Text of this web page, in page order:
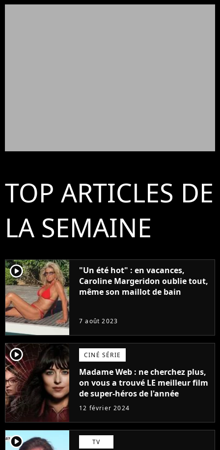
TOP ARTICLES DE
LA SEMAINE
player2
"Un été hot" : en vacances,
Caroline Margeridon oublie tout,
même son maillot de bain
7 août 2023
player2 CINÉ SÉRIE
Madame Web : ne cherchez plus,
on vous a trouvé LE meilleur film
de super-héros de l'année
12 février 2024
player2 TV